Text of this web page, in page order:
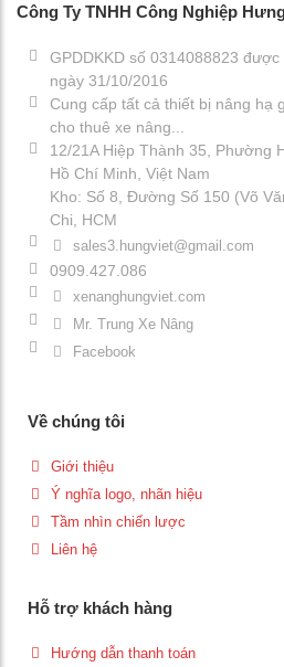
Công Ty TNHH Công Nghiệp
GPDDKKD số 0314088823
ngày 31/10/2016
Cung cấp tất cả thiết bị nâng hạ
cho thuê xe nâng...
12/21A Hiệp Thành 35, Phường
Hồ Chí Minh, Việt Nam
Kho: Số 8, Đường Số 150 (Võ
Chi, HCM
sales3.hungviet@gmail.com
0909.427.086
xenanghungviet.com
Mr. Trung Xe Nâng
Facebook
Về chúng tôi
Giới thiệu
Ý nghĩa logo, nhãn hiệu
Tầm nhìn chiến lược
Liên hệ
Hỗ trợ khách hàng
Hướng dẫn thanh toán